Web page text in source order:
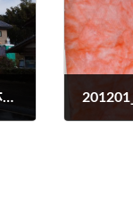
201127_滝の家 K様邸 既存住宅の解体工事